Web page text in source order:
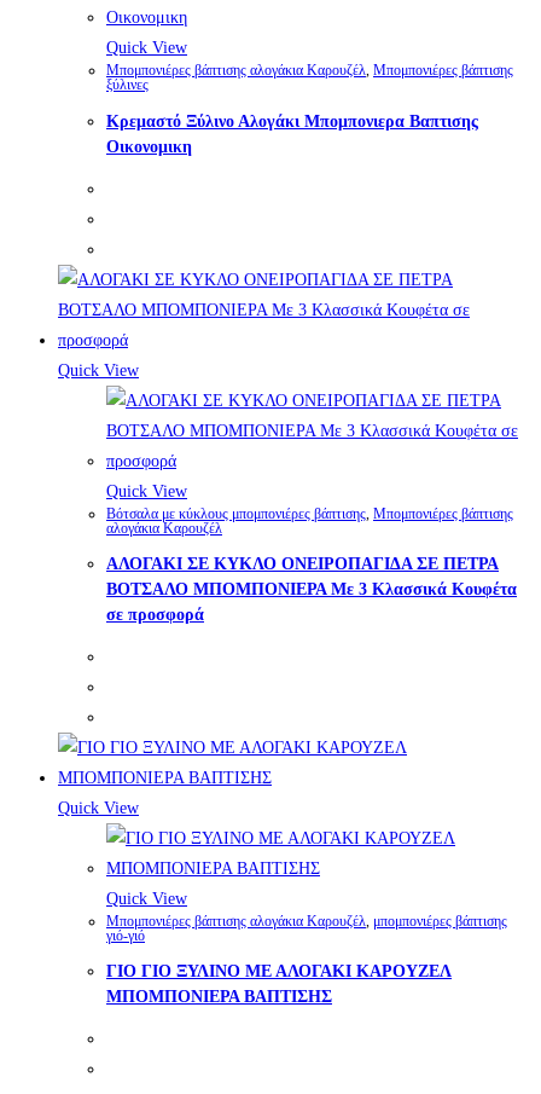
Quick View
Μπομπονιέρες βάπτισης αλογάκια Καρουζέλ, Μπομπονιέρες βάπτισης
ξύλινες
Κρεμαστό Ξύλινο Αλογάκι Μπομπονιερα Βαπτισης
Οικονομικη
Quick View
Quick View
Βότσαλα με κύκλους μπομπονιέρες βάπτισης Μπομπονιέρες βάπτισης
αλογάκια Καρουζέλ
ΑΛΟΓΑΚΙ ΣΕ ΚΥΚΛΟ ΟΝΕΙΡΟΠΑΓΙΔΑ ΣΕ ΠΕΤΡΑ
ΒΟΤΣΑΛΟ ΜΠΟΜΠΟΝΙΕΡΑ Με 3 Κλασσικά Κουφέτα
σε προσφορά
Quick View
Quick View
Μπομπονιέρες βάπτισης αλογάκια Καρουζέλ μπομπονιέρες βάπτισης
γιό-γιό
ΓΙΟ ΓΙΟ ΞΥΛΙΝΟ ΜΕ ΑΛΟΓΑΚΙ ΚΑΡΟΥΖΕΛ
ΜΠΟΜΠΟΝΙΕΡΑ ΒΑΠΤΙΣΗΣ